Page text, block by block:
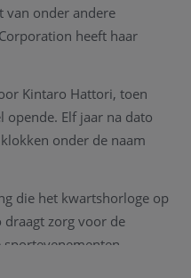
van onder andere
heeft haar
Kintaro Hattori, toen
opende. Elf jaar na dato
onder de naam
die het kwartshorloge op
draagt zorg voor de
de WK Atletiek en het WK